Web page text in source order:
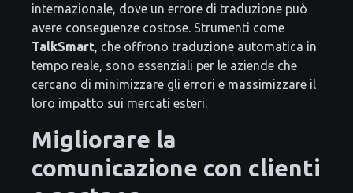
internazionale, dove un errore di traduzione può
avere conseguenze costose. Strumenti come
TalkSmart , che offrono traduzione automatica in
tempo reale, sono essenziali per le aziende che
cercano di minimizzare gli errori e massimizzare il
loro impatto sui mercati esteri.
Migliorare la
comunicazione con clienti